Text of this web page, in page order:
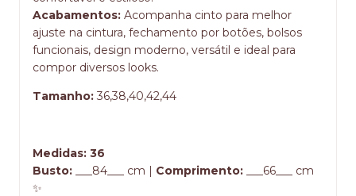
Acabamentos: Acompanha cinto para melhor
ajuste na cintura, fechamento por botões, bolsos
funcionais, design moderno, versátil e ideal para
compor diversos looks.
Tamanho: 36,38,40,42,44
Medidas: 36
Busto: ___84___ cm | Comprimento: ___66___ cm
✨